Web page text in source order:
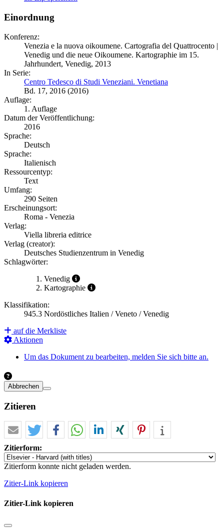
Einordnung
Konferenz:
Venezia e la nuova oikoumene. Cartografia del Quattrocento |
Venedig und die neue Oikoumene. Kartographie im 15.
Jahrhundert, Venedig, 2013
In Serie:
Centro Tedesco di Studi Veneziani. Venetiana
Bd. 17, 2016 (2016)
Auflage:
1. Auflage
Datum der Veröffentlichung:
2016
Sprache:
Deutsch
Sprache:
Italienisch
Ressourcentyp:
Text
Umfang:
290 Seiten
Erscheinungsort:
Roma - Venezia
Verlag:
Viella libreria editrice
Verlag (creator):
Deutsches Studienzentrum in Venedig
Schlagwörter:
Venedig
Kartographie
Klassifikation:
945.3 Nordöstliches Italien / Veneto / Venedig
auf die Merkliste
Aktionen
Um das Dokument zu bearbeiten, melden Sie sich bitte an.
Abbrechen
Zitieren
Zitierform:
Zitierform konnte nicht geladen werden.
Zitier-Link kopieren
Zitier-Link kopieren